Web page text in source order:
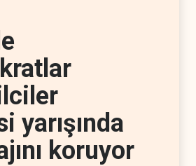
yarışında
koruyor